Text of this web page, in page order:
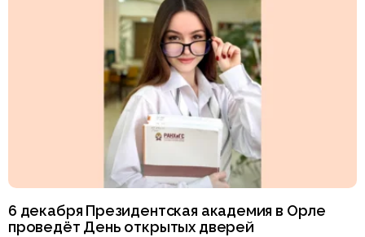
6 декабря Президентская академия в Орле
проведёт День открытых дверей